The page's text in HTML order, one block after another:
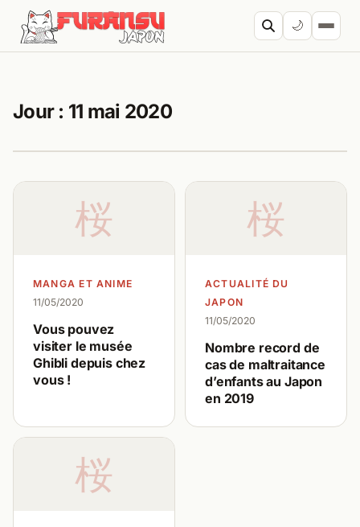
Aller au contenu
🌙
Jour : 11 mai 2020
桜
MANGA ET ANIME
11/05/2020
Vous pouvez
visiter le musée
Ghibli depuis chez
vous !
桜
ACTUALITÉ DU
JAPON
11/05/2020
Nombre record de
cas de maltraitance
d’enfants au Japon
en 2019
桜